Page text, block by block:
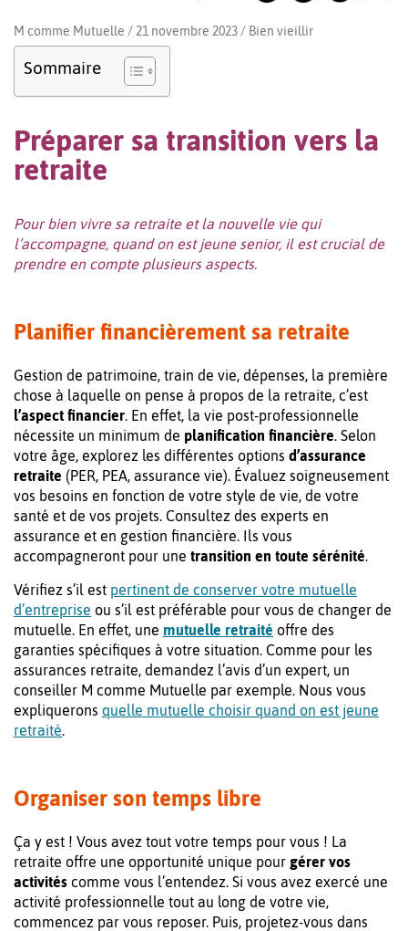
M comme Mutuelle / 21 novembre 2023 / Bien vieillir
Sommaire
Préparer sa transition vers la
retraite
Pour bien vivre sa retraite et la nouvelle vie qui
l’accompagne, quand on est jeune senior, il est crucial de
prendre en compte plusieurs aspects.
Planifier financièrement sa retraite
Gestion de patrimoine, train de vie, dépenses, la première
chose à laquelle on pense à propos de la retraite, c’est
l’aspect financier . En effet, la vie post-professionnelle
nécessite un minimum de planification financière . Selon
votre âge, explorez les différentes options d’assurance
retraite (PER, PEA, assurance vie). Évaluez soigneusement
vos besoins en fonction de votre style de vie, de votre
santé et de vos projets. Consultez des experts en
assurance et en gestion financière. Ils vous
accompagneront pour une transition en toute sérénité
Vérifiez s’il est pertinent de conserver votre mutuelle
d’entreprise ou s’il est préférable pour vous de changer de
mutuelle. En effet, une mutuelle retraité offre des
garanties spécifiques à votre situation. Comme pour les
assurances retraite, demandez l’avis d’un expert, un
conseiller M comme Mutuelle par exemple. Nous vous
expliquerons quelle mutuelle choisir quand on est jeune
retraité
Organiser son temps libre
Ça y est ! Vous avez tout votre temps pour vous ! La
retraite offre une opportunité unique pour gérer vos
activités comme vous l’entendez. Si vous avez exercé une
activité professionnelle tout au long de votre vie,
commencez par vous reposer. Puis, projetez-vous dans